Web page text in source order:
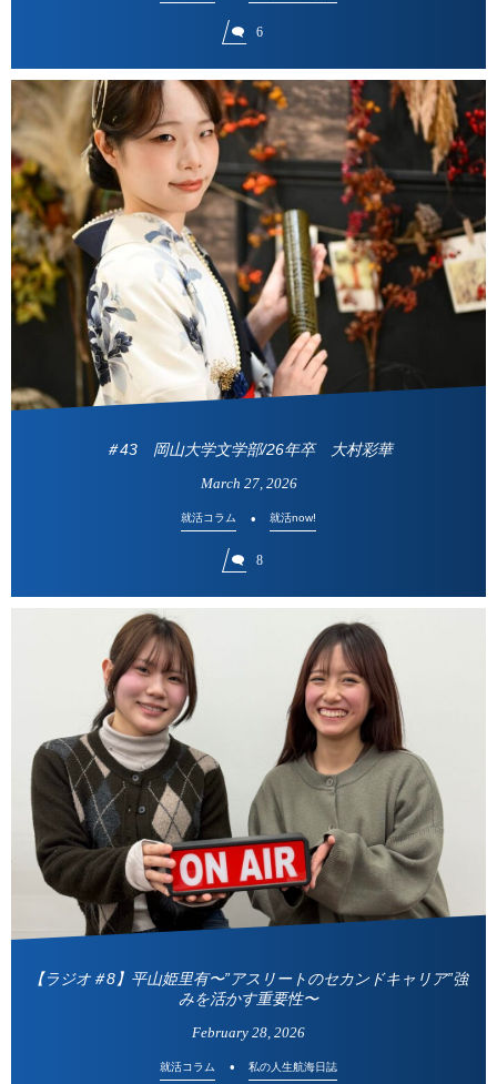
6
＃43 岡山大学文学部/26年卒 大村彩華
March 27, 2026
就活コラム 就活now!
8
【ラジオ＃8】平山姫里有〜”アスリートのセカンドキャリア”強
みを活かす重要性〜
February 28 2026
就活コラム 私の人生航海日誌